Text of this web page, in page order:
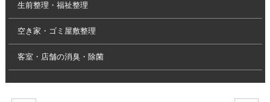
生前整理・福祉整理
空き家・ゴミ屋敷整理
客室・店舗の消臭・除菌